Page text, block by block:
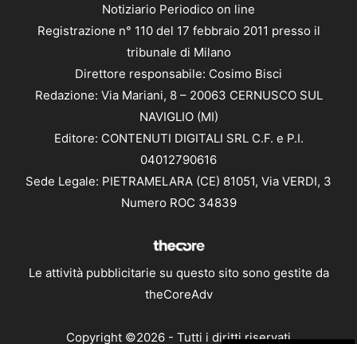
Notiziario Periodico on line
Registrazione n° 110 del 17 febbraio 2011 presso il
tribunale di Milano
Direttore responsabile: Cosimo Bisci
Redazione: Via Mariani, 8 – 20063 CERNUSCO SUL
NAVIGLIO (MI)
Editore: CONTENUTI DIGITALI SRL C.F. e P.I.
04012790616
Sede Legale: PIETRAMELARA (CE) 81051, Via VERDI, 3
Numero ROC 34839
Le attività pubblicitarie su questo sito sono gestite da
theCoreAdv
Copyright ©2026 - Tutti i diritti riservati